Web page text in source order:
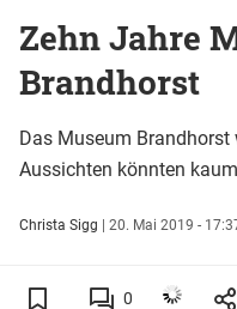
Zehn Jahre
Brandhorst
Das Museum
Aussichten könnten
Christa Sigg | 20. Mai 2019 -
0